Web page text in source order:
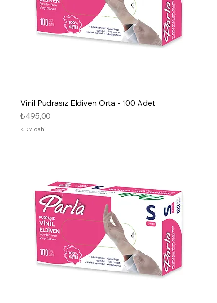
Vinil Pudrasız Eldiven Orta - 100 Adet
Fiyat
₺495,00
KDV dahil